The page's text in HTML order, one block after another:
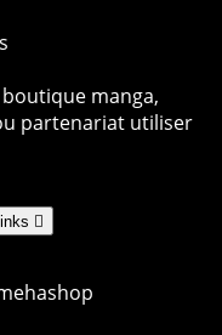
manga,
partenariat utiliser
